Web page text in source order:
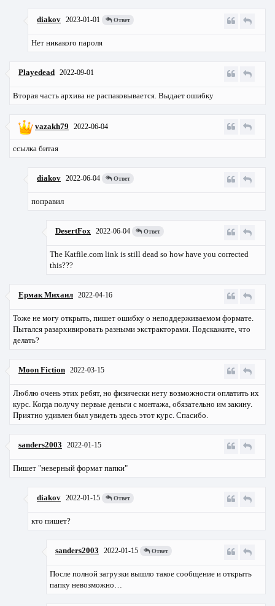
diakov 2023-01-01 Ответ
Нет никакого пароля
Playedead 2022-09-01
Вторая часть архива не распаковывается. Выдает ошибку
vazakh79 2022-06-04
ссылка битая
diakov 2022-06-04 Ответ
поправил
DesertFox 2022-06-04 Ответ
The Katfile.com link is still dead so how have you corrected
this???
Ермак Михаил 2022-04-16
Тоже не могу открыть, пишет ошибку о неподдерживаемом формате.
Пытался разархивировать разными экстракторами. Подскажите, что
делать?
Moon Fiction 2022-03-15
Люблю очень этих ребят, но физически нету возможности оплатить их
курс. Когда получу первые деньги с монтажа, обязательно им закину.
Приятно удивлен был увидеть здесь этот курс. Спасибо.
sanders2003 2022-01-15
Пишет "неверный формат папки"
diakov 2022-01-15 Ответ
кто пишет?
sanders2003 2022-01-15 Ответ
После полной загрузки вышло такое сообщение и открыть
папку невозможно…